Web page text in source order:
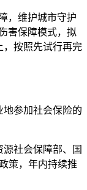
，维护城市守护
害保障模式，拟
，按照先试行再完
地参加社会保险的
社会保障部、国
策，年内持续推